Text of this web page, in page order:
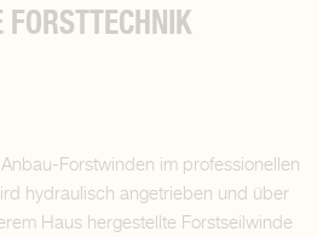
Forstwinden im professionellen
hydraulisch angetrieben und über
Haus hergestellte Forstseilwinde